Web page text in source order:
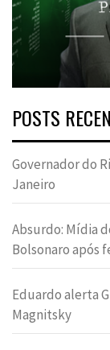
POSTS
Governador do
Janeiro
Absurdo: Mídia
Bolsonaro após
Eduardo alerta
Magnitsky